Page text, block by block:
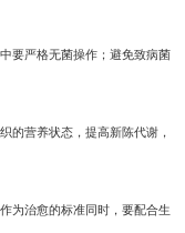
要严格无菌操作；避免致病菌
的营养状态，提高新陈代谢，
为治愈的标准同时，要配合生